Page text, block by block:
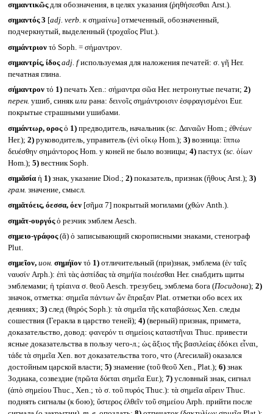
σημαντικῶςдля обозначения, в целях указания (ῥηθήσεσθαι Arst.).
σημαντός 3 [adj. verb. кσημαίνω] отмеченный, обозначенный,
подчеркнутый, выделенный (τροχαῖος Plut.).
σημάντριον τό Soph. = σήμαντρον.
σημαντρίς, ίδοςadj. fиспользуемая для наложения печатей: σ. γῆ Her.
печатная глина.
σήμαντρον τό 1)печать Xen.: σήμαντρα σῶα Her. нетронутые печати; 2)
перен. ушиб, синякили рана: δεινοῖς σημάντροισιν ἐσφραγισμένοι Eur.
покрытые страшными ушибами.
σημάντωρ, οροςὁ 1)предводитель, начальник (sc. Δαναῶν Hom.; ἐθνέων
Her.); 2)руководитель, управитель (ἐνὶ οἴκῳ Hom.); 3)возница: ἵππω
δευέσθην σημάντορος Hom. у коней не было возницы; 4)пастух (sc. ὀίων
Hom.); 5)вестник Soph.
σημᾰσία ἡ 1)знак, указание Diod.; 2)показатель, признак (ἤθους Arst.); 3)
грам. значение, смысл.
σημᾰτόεις, όεσσα, όεν[σῆμα 7] покрытый могилами (χθών Anth.).
σημᾰτ-ουργόςὁ резчик эмблем Aesch.
σημειο-γράφος(ᾰ) ὁ записывающий скорописными знаками, стенограф
Plut.
σημεῖον, ион. σημήϊον τό 1)отличительный (при)знак, эмблема (ἐν ταῖς
ναυσίν Arph.): ἐπὶ τὰς ἀσπίδας τὰ σημήϊα ποιέεσθαι Her. снабдить щиты
эмблемами; ἡ τρίαινα σ. θεοῦ Aesch. трезубец, эмблема бога (Посидона); 2)
значок, отметка: σημεῖα πάντων ὧν ἔπραξαν Plat. отметки обо всех их
деяниях; 3)след (θηρός Soph.): τὰ σημεῖα τῆς καταβάσεως Xen. следы
сошествия (Геракла в царство теней); 4)(верный) признак, примета,
доказательство, довод: φανερόν τι σημείοις καταστῆναι Thuc. привести
ясные доказательства в пользу чего-л.; ὡς ἄξιος τῆς βασιλείας ἐδόκει εἶναι,
τάδε τὰ σημεῖα Xen. вот доказательства того, что (Агесилай) оказался
достойным царской власти; 5)знамение (τοῦ θεοῦ Xen., Plat.); 6)знак
Зодиака, созвездие (πρῶτα δύεται σημεῖα Eur.); 7)условный знак, сигнал
(ἀπὸ σημείου Thuc., Xen.; τὸ σ. τοῦ πυρός Thuc.): τὰ σημεῖα αἴρειν Thuc.
поднять сигналы (к бою); ὕστερος ἐλθεῖν τοῦ σημείου Arph. прийти после